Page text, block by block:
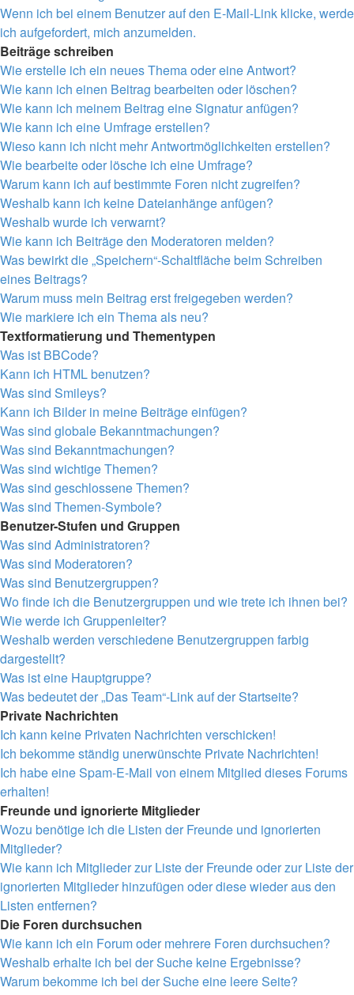
Wenn ich bei einem Benutzer auf den E-Mail-Link klicke, werde
ich aufgefordert, mich anzumelden.
Beiträge schreiben
Wie erstelle ich ein neues Thema oder eine Antwort?
Wie kann ich einen Beitrag bearbeiten oder löschen?
Wie kann ich meinem Beitrag eine Signatur anfügen?
Wie kann ich eine Umfrage erstellen?
Wieso kann ich nicht mehr Antwortmöglichkeiten erstellen?
Wie bearbeite oder lösche ich eine Umfrage?
Warum kann ich auf bestimmte Foren nicht zugreifen?
Weshalb kann ich keine Dateianhänge anfügen?
Weshalb wurde ich verwarnt?
Wie kann ich Beiträge den Moderatoren melden?
Was bewirkt die „Speichern“-Schaltfläche beim Schreiben
eines Beitrags?
Warum muss mein Beitrag erst freigegeben werden?
Wie markiere ich ein Thema als neu?
Textformatierung und Thementypen
Was ist BBCode?
Kann ich HTML benutzen?
Was sind Smileys?
Kann ich Bilder in meine Beiträge einfügen?
Was sind globale Bekanntmachungen?
Was sind Bekanntmachungen?
Was sind wichtige Themen?
Was sind geschlossene Themen?
Was sind Themen-Symbole?
Benutzer-Stufen und Gruppen
Was sind Administratoren?
Was sind Moderatoren?
Was sind Benutzergruppen?
Wo finde ich die Benutzergruppen und wie trete ich ihnen bei?
Wie werde ich Gruppenleiter?
Weshalb werden verschiedene Benutzergruppen farbig
dargestellt?
Was ist eine Hauptgruppe?
Was bedeutet der „Das Team“-Link auf der Startseite?
Private Nachrichten
Ich kann keine Privaten Nachrichten verschicken!
Ich bekomme ständig unerwünschte Private Nachrichten!
Ich habe eine Spam-E-Mail von einem Mitglied dieses Forums
erhalten!
Freunde und ignorierte Mitglieder
Wozu benötige ich die Listen der Freunde und ignorierten
Mitglieder?
Wie kann ich Mitglieder zur Liste der Freunde oder zur Liste der
ignorierten Mitglieder hinzufügen oder diese wieder aus den
Listen entfernen?
Die Foren durchsuchen
Wie kann ich ein Forum oder mehrere Foren durchsuchen?
Weshalb erhalte ich bei der Suche keine Ergebnisse?
Warum bekomme ich bei der Suche eine leere Seite?